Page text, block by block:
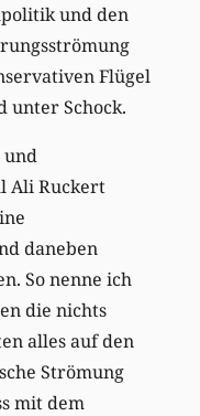
und den
Flügel
unter Schock.
und
Ali Ruckert
daneben
So nenne ich
die nichts
alles auf den
Strömung
mit dem